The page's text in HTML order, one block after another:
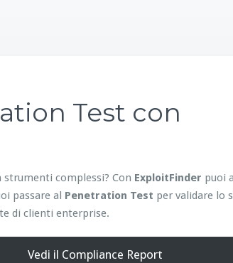
Test con
complessi? Con ExploitFinder puoi
passare al Penetration Test per validare lo
di clienti enterprise.
Vedi il Compliance Report